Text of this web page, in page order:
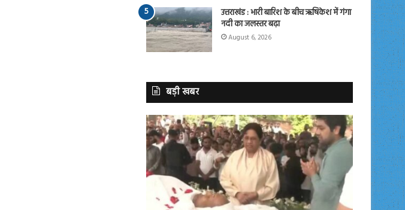
उत्तराखंड : भारी बारिश के बीच ऋषिकेश में गंगा
नदी का जलस्तर बढ़ा
August 6, 2026
बड़ी खबर